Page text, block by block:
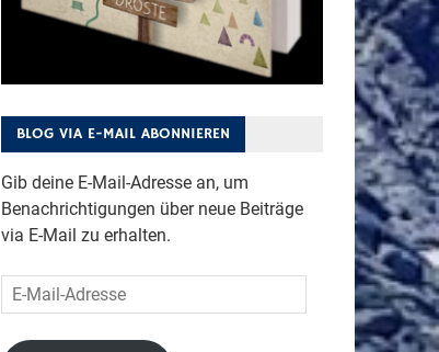
BLOG VIA E-MAIL ABONNIEREN
Gib deine E-Mail-Adresse an, um
Benachrichtigungen über neue Beiträge
via E-Mail zu erhalten.
E-
Mail-
Adresse